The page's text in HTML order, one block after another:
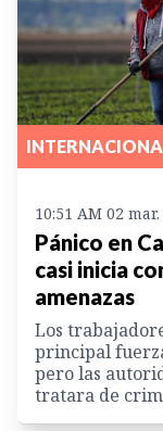
10:51 AM 02
Pánico en
casi inicia
amenazas
Los
principal
pero las
tratara de